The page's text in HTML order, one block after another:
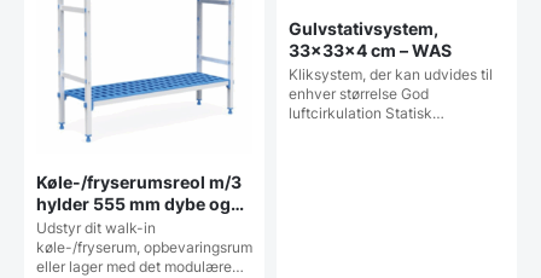
Køle-/fryserumsreol m/3
hylder 555 mm dybe og
flere længder, Pujadas
Udstyr dit walk-in
køle-/fryserum, opbevaringsrum
eller lager med det modulære…
Gulvstativsystem,
33x33x4 cm – WAS
Kliksystem, der kan udvides til
enhver størrelse God
luftcirkulation Statisk…